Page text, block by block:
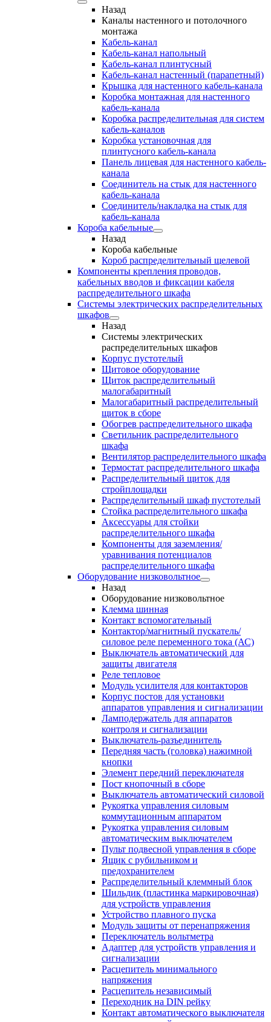
Назад
Каналы настенного и потолочного
монтажа
Кабель-канал
Кабель-канал напольный
Кабель-канал плинтусный
Кабель-канал настенный (парапетный)
Крышка для настенного кабель-канала
Коробка монтажная для настенного
кабель-канала
Коробка распределительная для систем
кабель-каналов
Коробка установочная для
плинтусного кабель-канала
Панель лицевая для настенного кабель-
канала
Соединитель на стык для настенного
кабель-канала
Соединитель/накладка на стык для
кабель-канала
Короба кабельные
Назад
Короба кабельные
Короб распределительный щелевой
Компоненты крепления проводов,
кабельных вводов и фиксации кабеля
распределительного шкафа
Системы электрических распределительных
шкафов
Назад
Системы электрических
распределительных шкафов
Корпус пустотелый
Щитовое оборудование
Щиток распределительный
малогабаритный
Малогабаритный распределительный
щиток в сборе
Обогрев распределительного шкафа
Светильник распределительного
шкафа
Вентилятор распределительного шкафа
Термостат распределительного шкафа
Распределительный щиток для
стройплощадки
Распределительный шкаф пустотелый
Стойка распределительного шкафа
Аксессуары для стойки
распределительного шкафа
Компоненты для заземления/
уравнивания потенциалов
распределительного шкафа
Оборудование низковольтное
Назад
Оборудование низковольтное
Клемма шинная
Контакт вспомогательный
Контактор/магнитный пускатель/
силовое реле переменного тока (АС)
Выключатель автоматический для
защиты двигателя
Реле тепловое
Модуль усилителя для контакторов
Корпус постов для установки
аппаратов управления и сигнализации
Ламподержатель для аппаратов
контроля и сигнализации
Выключатель-разъединитель
Передняя часть (головка) нажимной
кнопки
Элемент передний переключателя
Пост кнопочный в сборе
Выключатель автоматический силовой
Рукоятка управления силовым
коммутационным аппаратом
Рукоятка управления силовым
автоматическим выключателем
Пульт подвесной управления в сборе
Ящик с рубильником и
предохранителем
Распределительный клеммный блок
Шильдик (пластинка маркировочная)
для устройств управления
Устройство плавного пуска
Модуль защиты от перенапряжения
Переключатель вольтметра
Адаптер для устройств управления и
сигнализации
Расцепитель минимального
напряжения
Расцепитель независимый
Переходник на DIN рейку
Контакт автоматического выключателя